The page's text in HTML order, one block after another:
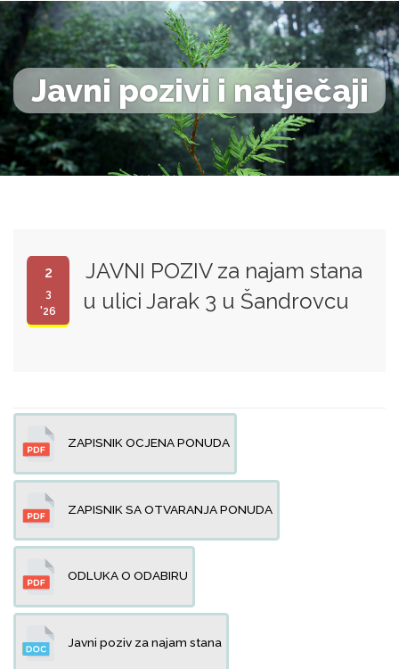
Javni pozivi i natječaji
2
3
'26
JAVNI POZIV za najam stana
u ulici Jarak 3 u Šandrovcu
ZAPISNIK OCJENA PONUDA
ZAPISNIK SA OTVARANJA PONUDA
ODLUKA O ODABIRU
Javni poziv za najam stana